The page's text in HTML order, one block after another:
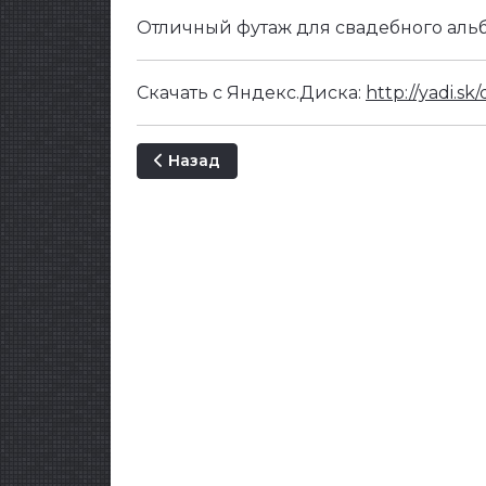
Отличный футаж для свадебного
Скачать с Яндекс.Диска: http://yadi.sk/
Предыдущий: Autumn Wedding
Назад